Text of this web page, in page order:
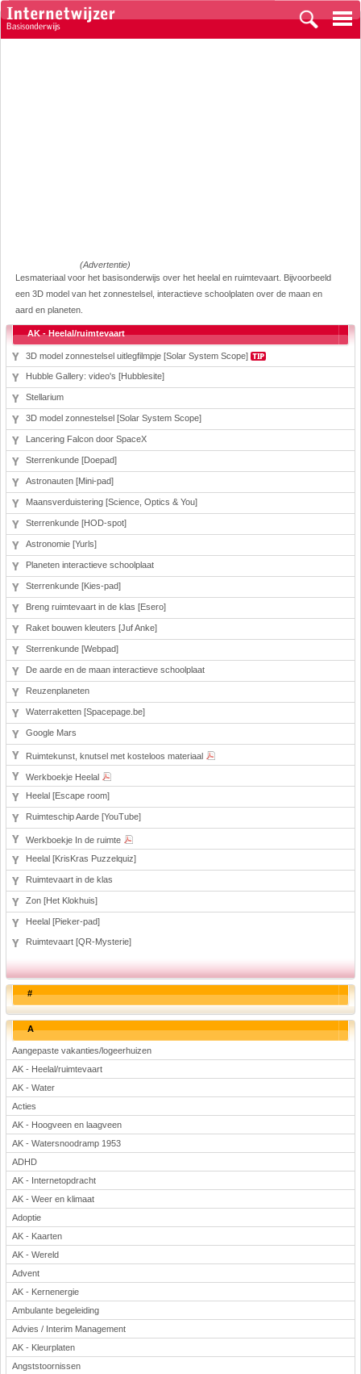
(Advertentie)
Lesmateriaal voor het basisonderwijs over het heelal en ruimtevaart. Bijvoorbeeld
een 3D model van het zonnestelsel, interactieve schoolplaten over de maan en
aard en planeten.
AK - Heelal/ruimtevaart
3D model zonnestelsel uitlegfilmpje [Solar System Scope]
Hubble Gallery: video's [Hubblesite]
Stellarium
3D model zonnestelsel [Solar System Scope]
Lancering Falcon door SpaceX
Sterrenkunde [Doepad]
Astronauten [Mini-pad]
Maansverduistering [Science, Optics & You]
Sterrenkunde [HOD-spot]
Astronomie [Yurls]
Planeten interactieve schoolplaat
Sterrenkunde [Kies-pad]
Breng ruimtevaart in de klas [Esero]
Raket bouwen kleuters [Juf Anke]
Sterrenkunde [Webpad]
De aarde en de maan interactieve schoolplaat
Reuzenplaneten
Waterraketten [Spacepage.be]
Google Mars
Ruimtekunst, knutsel met kosteloos materiaal
Werkboekje Heelal
Heelal [Escape room]
Ruimteschip Aarde [YouTube]
Werkboekje In de ruimte
Heelal [KrisKras Puzzelquiz]
Ruimtevaart in de klas
Zon [Het Klokhuis]
Heelal [Pieker-pad]
Ruimtevaart [QR-Mysterie]
#
A
Aangepaste vakanties/logeerhuizen
AK - Heelal/ruimtevaart
AK - Water
Acties
AK - Hoogveen en laagveen
AK - Watersnoodramp 1953
ADHD
AK - Internetopdracht
AK - Weer en klimaat
Adoptie
AK - Kaarten
AK - Wereld
Advent
AK - Kernenergie
Ambulante begeleiding
Advies / Interim Management
AK - Kleurplaten
Angststoornissen